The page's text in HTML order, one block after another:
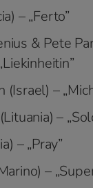
– „Ferto”
& Pete
(Israel) –
–
– „Pray”
–